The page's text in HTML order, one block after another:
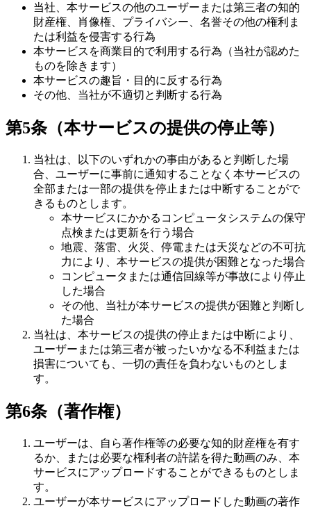
当社、本サービスの他のユーザーまたは第三者の知的
財産権、肖像権、プライバシー、名誉その他の権利ま
たは利益を侵害する行為
本サービスを商業目的で利用する行為（当社が認めた
ものを除きます）
本サービスの趣旨・目的に反する行為
その他、当社が不適切と判断する行為
第5条（本サービスの提供の停止等）
当社は、以下のいずれかの事由があると判断した場
合、ユーザーに事前に通知することなく本サービスの
全部または一部の提供を停止または中断することがで
きるものとします。
本サービスにかかるコンピュータシステムの保守
点検または更新を行う場合
地震、落雷、火災、停電または天災などの不可抗
力により、本サービスの提供が困難となった場合
コンピュータまたは通信回線等が事故により停止
した場合
その他、当社が本サービスの提供が困難と判断し
た場合
当社は、本サービスの提供の停止または中断により、
ユーザーまたは第三者が被ったいかなる不利益または
損害についても、一切の責任を負わないものとしま
す。
第6条（著作権）
ユーザーは、自ら著作権等の必要な知的財産権を有す
るか、または必要な権利者の許諾を得た動画のみ、本
サービスにアップロードすることができるものとしま
す。
ユーザーが本サービスにアップロードした動画の著作